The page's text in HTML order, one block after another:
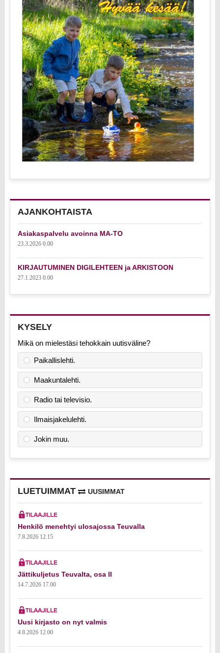
AJANKOHTAISTA
Asiakaspalvelu avoinna MA-TO
23.3.2026 0.00
KIRJAUTUMINEN DIGILEHTEEN ja ARKISTOON
27.1.2023 0.00
KYSELY
Mikä on mielestäsi tehokkain uutisväline?
Paikallislehti.
Maakuntalehti.
Radio tai televisio.
Ilmaisjakelulehti.
Jokin muu.
LUETUIMMAT UUSIMMAT
Henkilö menehtyi ulosajossa Teuvalla
7.8.2026 12.15
Jättikuljetus Teuvalta, osa II
14.7.2026 17.00
Uusi kirjasto on nyt valmis
4.8.2026 12.00